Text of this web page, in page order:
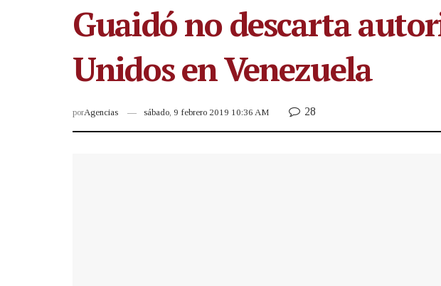
Guaidó no descarta
Unidos en Venezuela
porAgencias sábado, 9 febrero 2019 10:36 AM 28